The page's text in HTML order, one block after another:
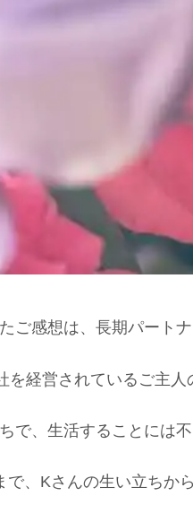
ご感想は、長期パート
を経営されているご主人
で、生活することには
で、Kさんの生い立ちか